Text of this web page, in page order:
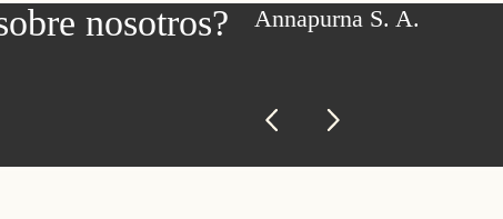
nosotros? Annapurna S. A.